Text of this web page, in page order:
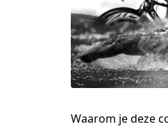
Waarom je deze